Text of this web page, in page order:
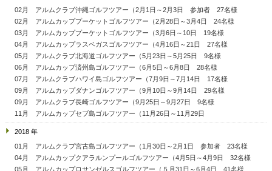
02月 アルムクラブ沖縄ゴルフツアー（2月1日～2月3日 参加者 27名様
02月 アルムカッププーケットゴルフツアー（2月28日～3月4日 24名様
03月 アルムカッププーケットゴルフツアー（3月6日～10日 19名様
04月 アルムカップラスベガスゴルフツアー（4月16日～21日 27名様
05月 アルムクラブ北海道ゴルフツアー（5月23日～5月25日 9名様
06月 アルムカップ済州島ゴルフツアー（6月5日～6月8日 28名様
07月 アルムクラブハワイ島ゴルフツアー（7月9日～7月14日 17名様
09月 アルムカップダナンゴルフツアー（9月10日～9月14日 29名様
09月 アルムクラブ長崎ゴルフツアー（9月25日～9月27日 9名様
11月 アルムカップセブ島ゴルフツアー（11月26日～11月29日
2018 年
01月 アルムクラブ宮古島ゴルフツアー（1月30日～2月1日 参加者 23名様
04月 アルムカップクアラルンプールゴルフツアー（4月5日～4月9日 32名様
05月 アルムカップロサンゼルスゴルフツアー（５月31日～6月4日 41名様